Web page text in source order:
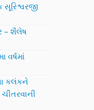
સૂરિશ્વરજી
– શૈલેષ
વર્ષમાં
કલંકને